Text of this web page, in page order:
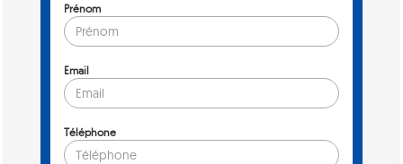
Prénom
Email
Téléphone